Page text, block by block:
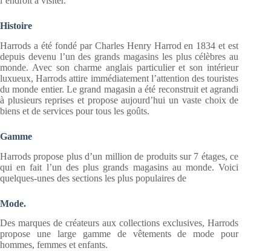
Histoire
Harrods a été fondé par Charles Henry Harrod en 1834 et est
depuis devenu l’un des grands magasins les plus célèbres au
monde. Avec son charme anglais particulier et son intérieur
luxueux, Harrods attire immédiatement l’attention des touristes
du monde entier. Le grand magasin a été reconstruit et agrandi
à plusieurs reprises et propose aujourd’hui un vaste choix de
biens et de services pour tous les goûts.
Gamme
Harrods propose plus d’un million de produits sur 7 étages, ce
qui en fait l’un des plus grands magasins au monde. Voici
quelques-unes des sections les plus populaires de
Mode.
Des marques de créateurs aux collections exclusives, Harrods
propose une large gamme de vêtements de mode pour
hommes, femmes et enfants.